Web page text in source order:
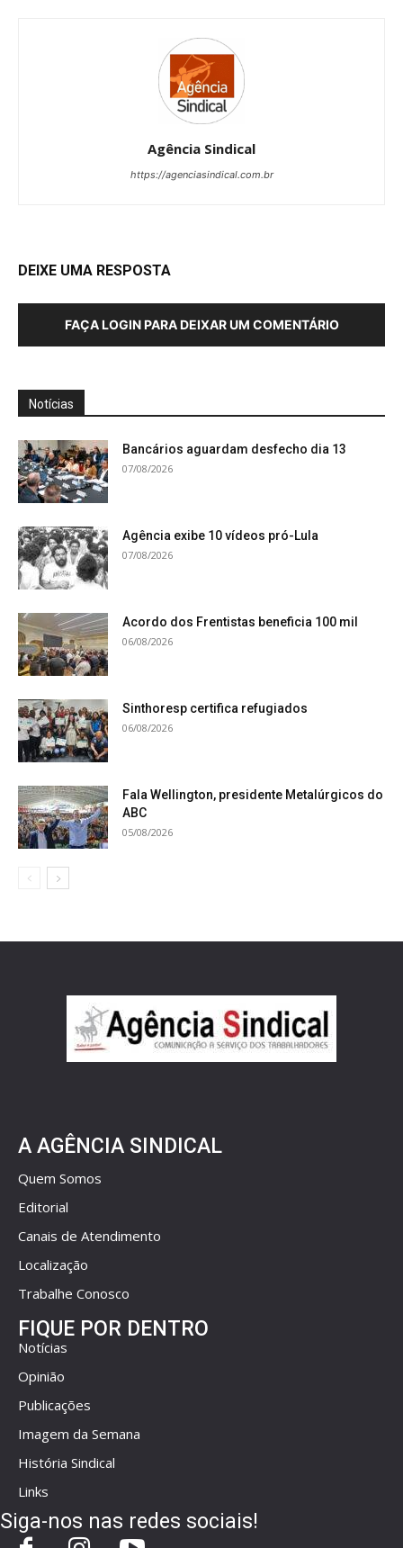
Agência Sindical
https://agenciasindical.com.br
DEIXE UMA RESPOSTA
FAÇA LOGIN PARA DEIXAR UM COMENTÁRIO
Notícias
Bancários aguardam desfecho dia 13
07/08/2026
Agência exibe 10 vídeos pró-Lula
07/08/2026
Acordo dos Frentistas beneficia 100 mil
06/08/2026
Sinthoresp certifica refugiados
06/08/2026
Fala Wellington, presidente Metalúrgicos do
ABC
05/08/2026
A AGÊNCIA SINDICAL
Quem Somos
Editorial
Canais de Atendimento
Localização
Trabalhe Conosco
FIQUE POR DENTRO
Notícias
Opinião
Publicações
Imagem da Semana
História Sindical
Links
Siga-nos nas redes sociais!